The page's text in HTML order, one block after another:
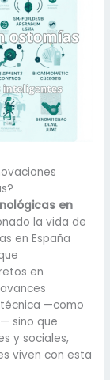
en
la vida de
en España
en
—como
sino que
y sociales,
viven con esta